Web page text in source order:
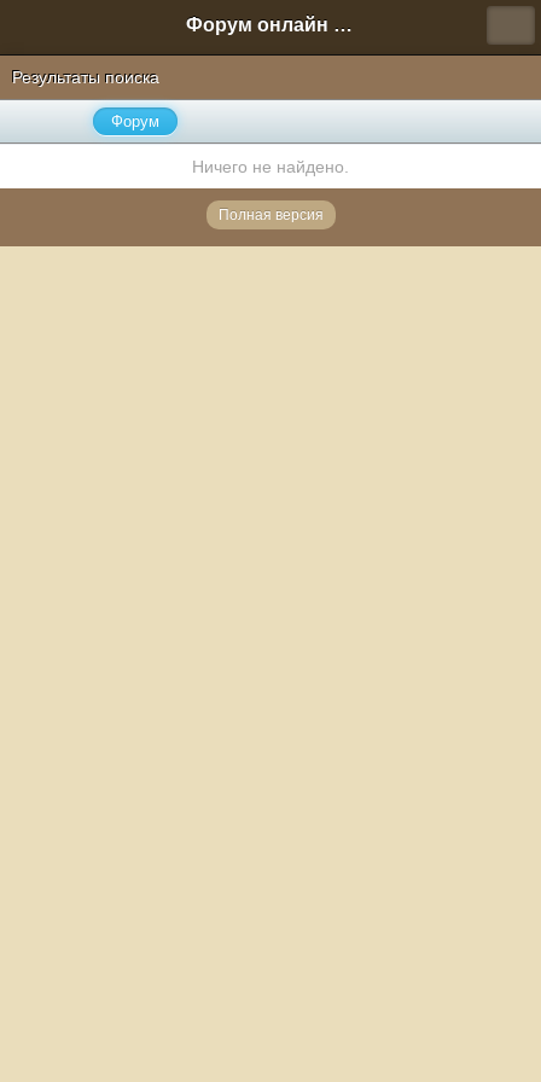
Форум онлайн игры "Новая Эра" (Нюра Биз)
Результаты поиска
Форум
Ничего не найдено.
Полная версия